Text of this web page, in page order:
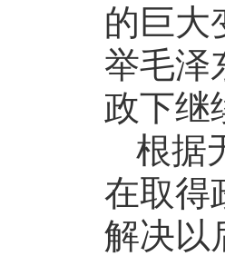
的巨大
举毛泽
政下继
根据
在取得
解决以